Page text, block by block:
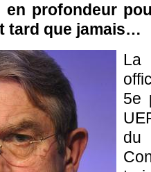
en profondeur
tard que jamais…
5e